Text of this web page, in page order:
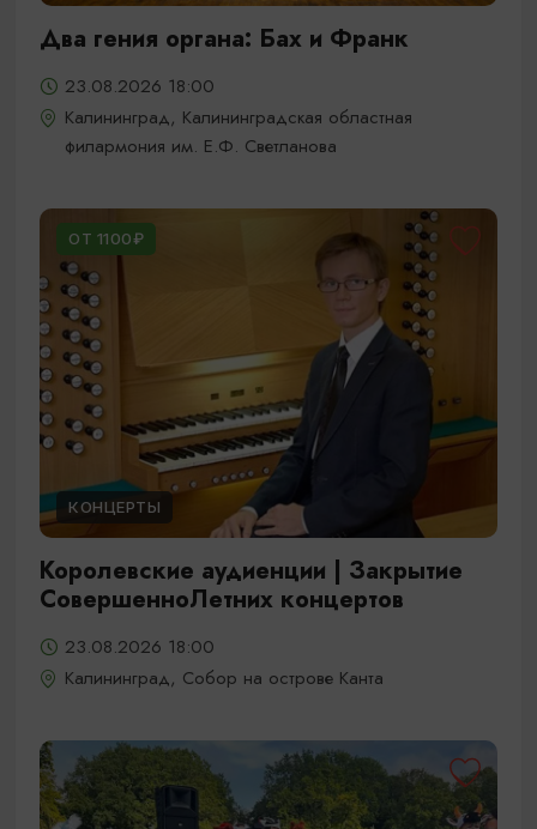
Два гения органа: Бах и Франк
23.08.2026 18:00
Калининград, Калининградская областная
филармония им. Е.Ф. Светланова
ОТ 1100₽
КОНЦЕРТЫ
Королевские аудиенции | Закрытие
СовершенноЛетних концертов
23.08.2026 18:00
Калининград, Собор на острове Канта